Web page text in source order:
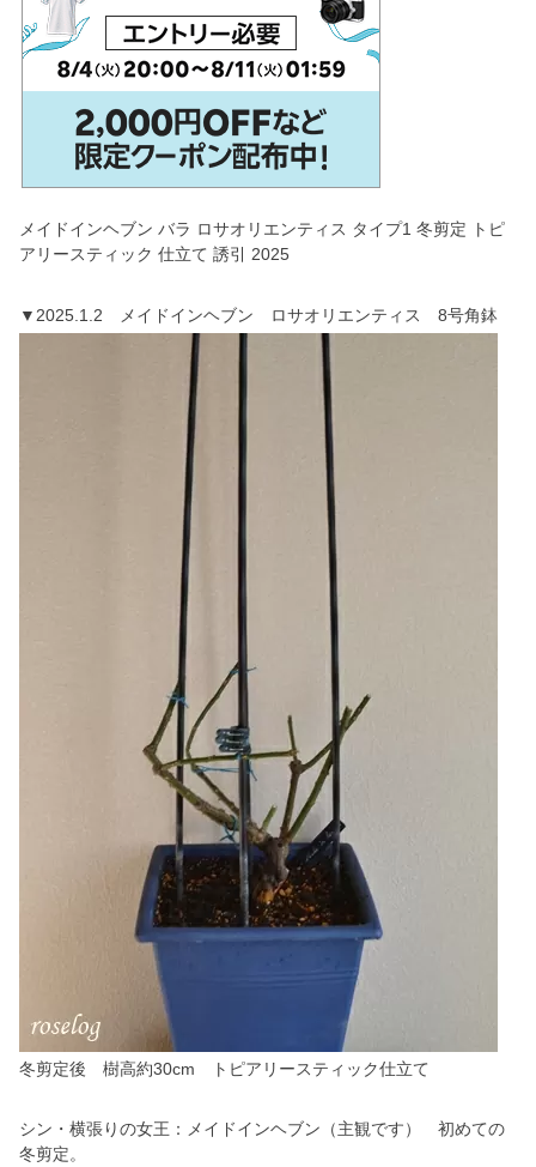
メイドインヘブン バラ ロサオリエンティス タイプ1 冬剪定 トピ
アリースティック 仕立て 誘引 2025
▼2025.1.2 メイドインヘブン ロサオリエンティス 8号角鉢
冬剪定後 樹高約30cm トピアリースティック仕立て
シン・横張りの女王：メイドインヘブン（主観です） 初めての
冬剪定。